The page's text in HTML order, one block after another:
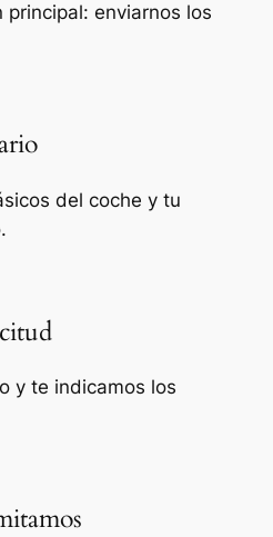
principal: enviarnos los
del coche y tu
y te indicamos los